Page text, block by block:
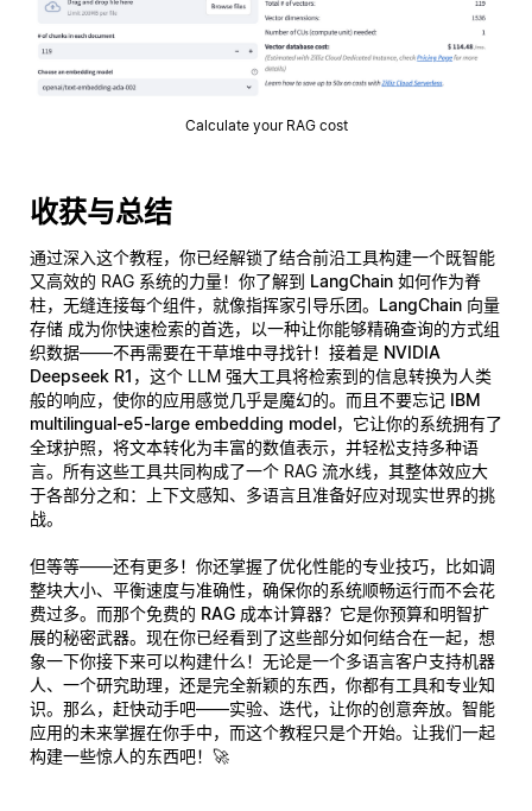
Calculate your RAG cost
收获与总结
通过深入这个教程，你已经解锁了结合前沿工具构建一个既智能
又高效的 RAG 系统的力量！你了解到 LangChain 如何作为脊
柱，无缝连接每个组件，就像指挥家引导乐团。 LangChain 向量
存储 成为你快速检索的首选，以一种让你能够精确查询的方式组
织数据——不再需要在干草堆中寻找针！接着是 NVIDIA
Deepseek R1 ，这个 LLM 强大工具将检索到的信息转换为人类
般的响应，使你的应用感觉几乎是魔幻的。而且不要忘记 IBM
multilingual-e5-large embedding model，它让你的系统拥有了
全球护照，将文本转化为丰富的数值表示，并轻松支持多种语
言。所有这些工具共同构成了一个 RAG 流水线，其整体效应大
于各部分之和：上下文感知、多语言且准备好应对现实世界的挑
战。
但等等——还有更多！你还掌握了优化性能的专业技巧，比如调
整块大小、平衡速度与准确性，确保你的系统顺畅运行而不会花
费过多。而那个免费的 RAG 成本计算器？它是你预算和明智扩
展的秘密武器。现在你已经看到了这些部分如何结合在一起，想
象一下你接下来可以构建什么！无论是一个多语言客户支持机器
人、一个研究助理，还是完全新颖的东西，你都有工具和专业知
识。那么，赶快动手吧——实验、迭代，让你的创意奔放。智能
应用的未来掌握在你手中，而这个教程只是个开始。让我们一起
构建一些惊人的东西吧！🚀